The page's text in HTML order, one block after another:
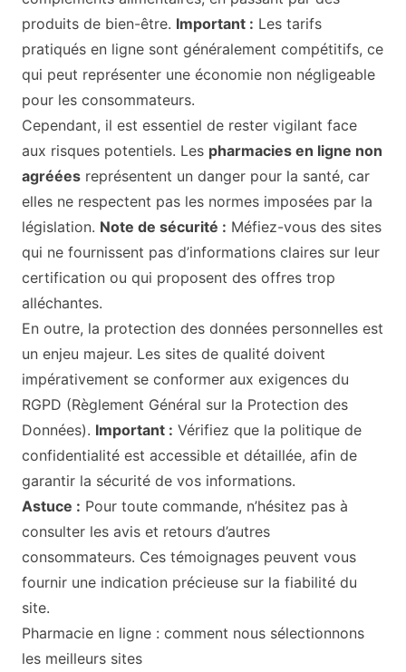
produits de bien-être. Important : Les tarifs
pratiqués en ligne sont généralement compétitifs, ce
qui peut représenter une économie non négligeable
pour les consommateurs.
Cependant, il est essentiel de rester vigilant face
aux risques potentiels. Les pharmacies en ligne non
agréées représentent un danger pour la santé, car
elles ne respectent pas les normes imposées par la
législation. Note de sécurité : Méfiez-vous des sites
qui ne fournissent pas d’informations claires sur leur
certification ou qui proposent des offres trop
alléchantes.
En outre, la protection des données personnelles est
un enjeu majeur. Les sites de qualité doivent
impérativement se conformer aux exigences du
RGPD (Règlement Général sur la Protection des
Données). Important : Vérifiez que la politique de
confidentialité est accessible et détaillée, afin de
garantir la sécurité de vos informations.
Astuce : Pour toute commande, n’hésitez pas à
consulter les avis et retours d’autres
consommateurs. Ces témoignages peuvent vous
fournir une indication précieuse sur la fiabilité du
site.
Pharmacie en ligne : comment nous sélectionnons
les meilleurs sites